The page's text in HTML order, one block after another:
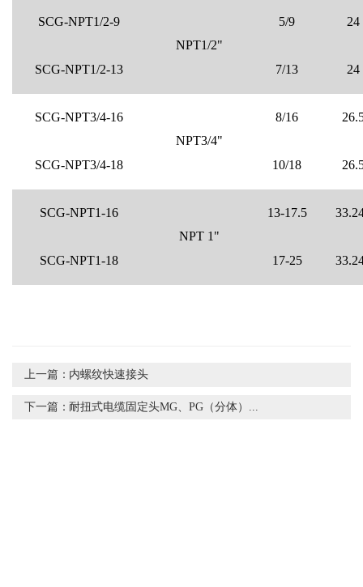
SCG-NPT1/2-9
NPT1/2"
5/9 24
SCG-NPT1/2-13 7/13 24
SCG-NPT3/4-16
NPT3/4"
8/16
SCG-NPT3/4-18 10/18
SCG-NPT1-16
NPT 1"
13-17.5
SCG-NPT1-18 17-25
上一篇： 内螺纹快速接头
下一篇：耐扭式电缆固定头MG、PG（分体）...